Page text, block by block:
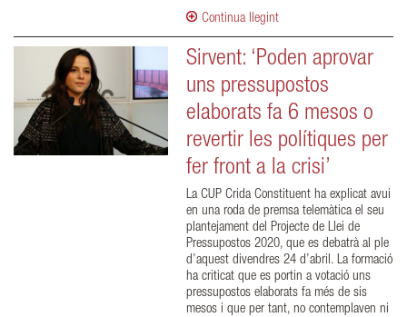
Continua llegint
Sirvent: ‘Poden aprovar
uns pressupostos
elaborats fa 6 mesos o
revertir les polítiques per
fer front a la crisi’
La CUP Crida Constituent ha explicat avui
en una roda de premsa telemàtica el seu
plantejament del Projecte de Llei de
Pressupostos 2020, que es debatrà al ple
d’aquest divendres 24 d’abril. La formació
ha criticat que es portin a votació uns
pressupostos elaborats fa més de sis
mesos i que per tant, no contemplaven ni